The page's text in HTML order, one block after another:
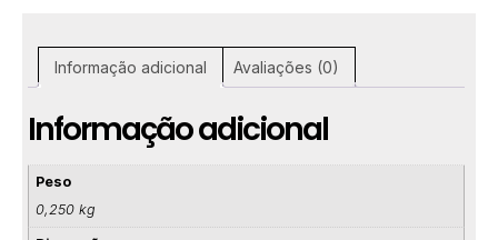
Informação adicional Avaliações (0)
Informação adicional
Peso
0,250 kg